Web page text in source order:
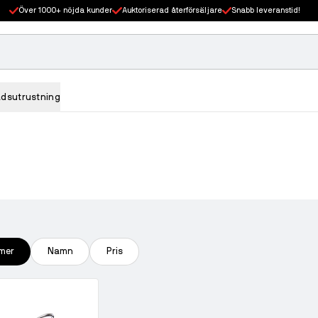
Över 1000+ nöjda kunder Auktoriserad återförsäljare Snabb leveranstid!
Namn Pris